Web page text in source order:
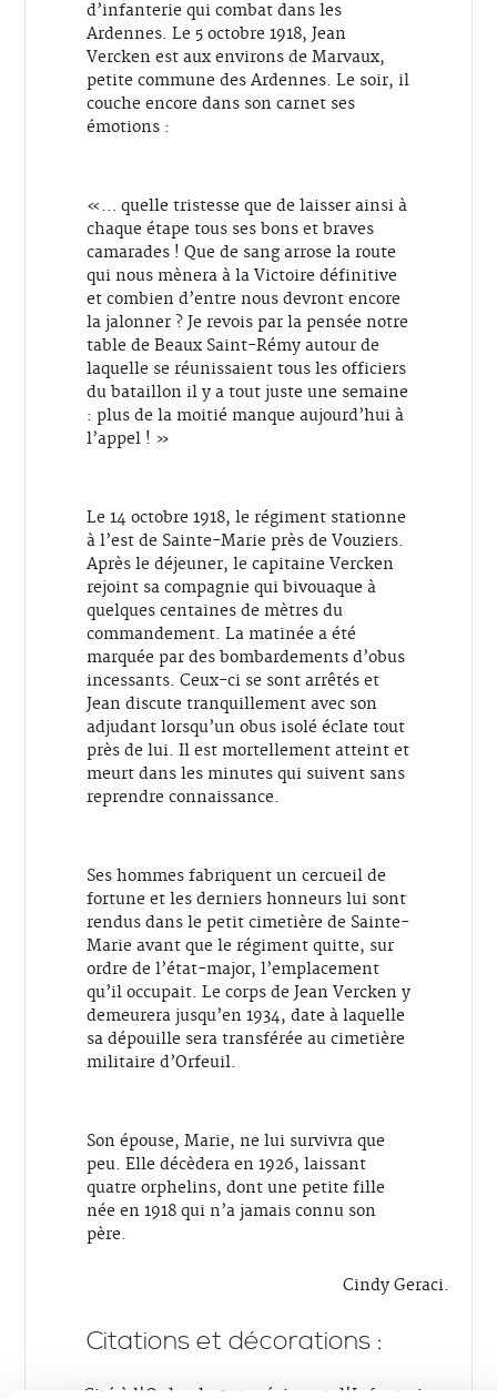
d’infanterie qui combat dans les
Ardennes. Le 5 octobre 1918, Jean
Vercken est aux environs de Marvaux,
petite commune des Ardennes. Le soir, il
couche encore dans son carnet ses
émotions :
«… quelle tristesse que de laisser ainsi à
chaque étape tous ses bons et braves
camarades ! Que de sang arrose la route
qui nous mènera à la Victoire définitive
et combien d’entre nous devront encore
la jalonner ? Je revois par la pensée notre
table de Beaux Saint-Rémy autour de
laquelle se réunissaient tous les officiers
du bataillon il y a tout juste une semaine
: plus de la moitié manque aujourd’hui à
l’appel ! »
Le 14 octobre 1918, le régiment stationne
à l’est de Sainte-Marie près de Vouziers.
Après le déjeuner, le capitaine Vercken
rejoint sa compagnie qui bivouaque à
quelques centaines de mètres du
commandement. La matinée a été
marquée par des bombardements d’obus
incessants. Ceux-ci se sont arrêtés et
Jean discute tranquillement avec son
adjudant lorsqu’un obus isolé éclate tout
près de lui. Il est mortellement atteint et
meurt dans les minutes qui suivent sans
reprendre connaissance.
Ses hommes fabriquent un cercueil de
fortune et les derniers honneurs lui sont
rendus dans le petit cimetière de Sainte-
Marie avant que le régiment quitte, sur
ordre de l’état-major, l’emplacement
qu’il occupait. Le corps de Jean Vercken y
demeurera jusqu’en 1934, date à laquelle
sa dépouille sera transférée au cimetière
militaire d’Orfeuil.
Son épouse, Marie, ne lui survivra que
peu. Elle décèdera en 1926, laissant
quatre orphelins, dont une petite fille
née en 1918 qui n’a jamais connu son
père.
Cindy Geraci.
Citations et décorations :